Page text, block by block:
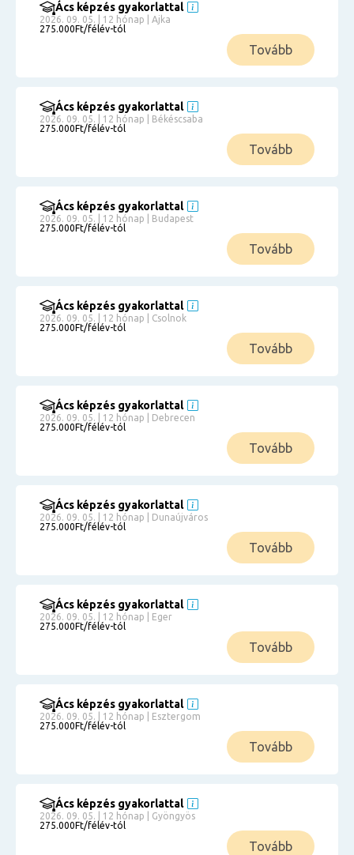
Ács képzés gyakorlattal
2026. 09. 05. | 12 hónap | Ajka
275.000Ft/félév-tól
Tovább
Ács képzés gyakorlattal
2026. 09. 05. | 12 hónap | Békéscsaba
275.000Ft/félév-tól
Tovább
Ács képzés gyakorlattal
2026. 09. 05. | 12 hónap | Budapest
275.000Ft/félév-tól
Tovább
Ács képzés gyakorlattal
2026. 09. 05. | 12 hónap | Csolnok
275.000Ft/félév-tól
Tovább
Ács képzés gyakorlattal
2026. 09. 05. | 12 hónap | Debrecen
275.000Ft/félév-tól
Tovább
Ács képzés gyakorlattal
2026. 09. 05. | 12 hónap | Dunaújváros
275.000Ft/félév-tól
Tovább
Ács képzés gyakorlattal
2026. 09. 05. | 12 hónap | Eger
275.000Ft/félév-tól
Tovább
Ács képzés gyakorlattal
2026. 09. 05. | 12 hónap | Esztergom
275.000Ft/félév-tól
Tovább
Ács képzés gyakorlattal
2026. 09. 05. | 12 hónap | Gyöngyös
275.000Ft/félév-tól
Tovább